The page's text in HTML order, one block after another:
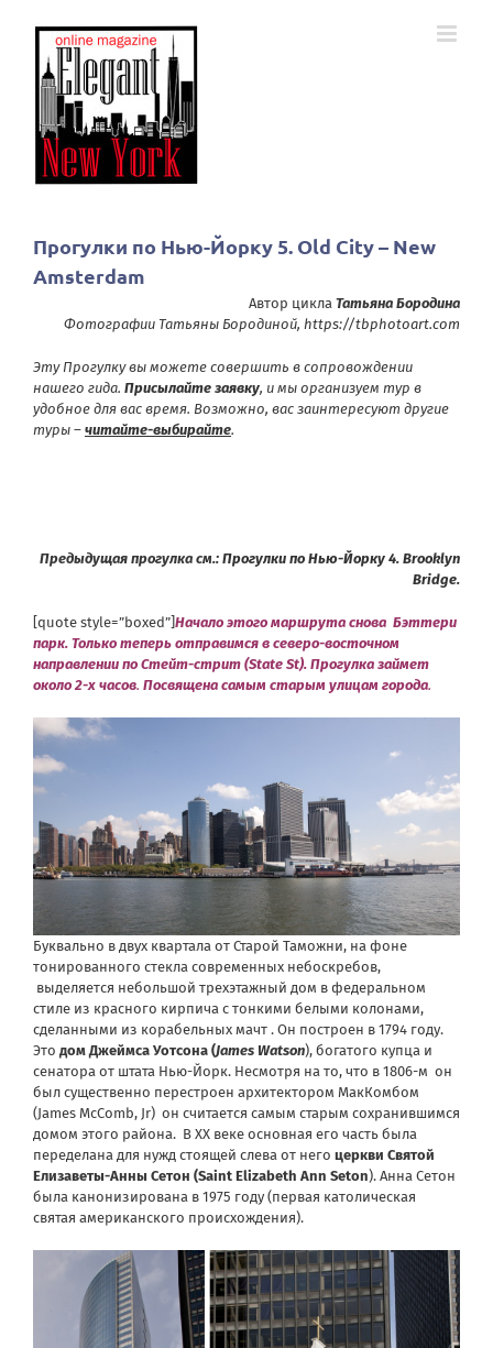
Прогулки по Нью-Йорку 5. Old City – New
Amsterdam
Автор цикла Татьяна Бородина
Фотографии Татьяны Бородиной, https://tbphotoart.com
Эту Прогулку вы можете совершить в сопровождении
нашего гида. Присылайте заявку, и мы организуем тур в
удобное для вас время. Возможно, вас заинтересуют другие
туры – читайте-выбирайте.
Предыдущая прогулка см.: Прогулки по Нью-Йорку 4. Brooklyn
Bridge.
[quote style=”boxed”] Начало этого маршрута снова Бэттери
парк. Только теперь отправимся в северо-восточном
направлении по Стейт-стрит (State St). Прогулка займет
около 2-х часов. Посвящена самым старым улицам города.
Буквально в двух квартала от Старой Таможни, на фоне
тонированного стекла современных небоскребов,
выделяется небольшой трехэтажный дом в федеральном
стиле из красного кирпича с тонкими белыми колонами,
сделанными из корабельных мачт . Он построен в 1794 году.
Это дом Джеймса Уотсона (James Watson), богатого купца и
сенатора от штата Нью-Йорк. Несмотря на то, что в 1806-м он
был существенно перестроен архитектором МакКомбом
(James McComb, Jr) он считается самым старым сохранившимся
домом этого района. В XX веке основная его часть была
переделана для нужд стоящей слева от него церкви Святой
Елизаветы-Анны Сетон (Saint Elizabeth Ann Seton). Анна Сетон
была канонизирована в 1975 году (первая католическая
святая американского происхождения).